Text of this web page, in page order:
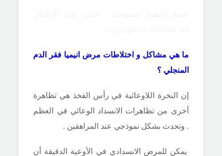
ما هي مشاكل و اختلاطات مرض انيميا فقر الدم
المنجلي ؟
إن النخرة اللاوعائية في رأس الفخذ هي تظاهرة
أخرى من تظاهرات الانسداد الوعائي في العظم
. وتحدث بشكل نموذجي عند المراهقين .
يمكن للمرض الانسدادي في الأوعية الدقيقة أن